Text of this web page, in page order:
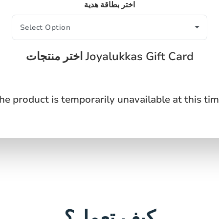
اختر بطاقة هدية
اختر منتجات Joyalukkas Gift Card
product is temporarily unavailable at this